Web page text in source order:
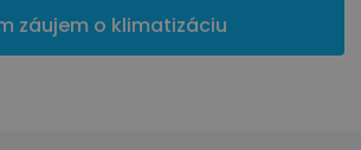
záujem o klimatizáciu